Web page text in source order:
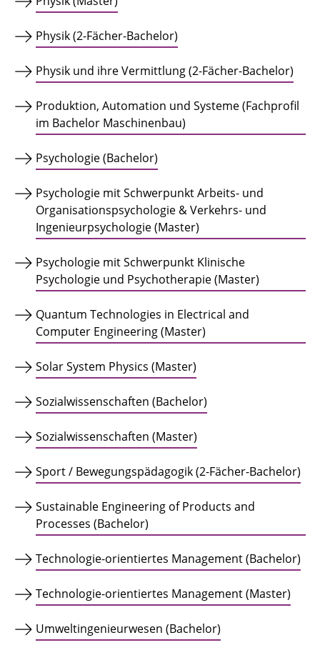
Physik (2-Fächer-Bachelor)
Physik und ihre Vermittlung (2-Fächer-Bachelor)
Produktion, Automation und Systeme (Fachprofil
im Bachelor Maschinenbau)
Psychologie (Bachelor)
Psychologie mit Schwerpunkt Arbeits- und
Organisationspsychologie & Verkehrs- und
Ingenieurpsychologie (Master)
Psychologie mit Schwerpunkt Klinische
Psychologie und Psychotherapie (Master)
Quantum Technologies in Electrical and
Computer Engineering (Master)
Solar System Physics (Master)
Sozialwissenschaften (Bachelor)
Sozialwissenschaften (Master)
Sport / Bewegungspädagogik (2-Fächer-Bachelor)
Sustainable Engineering of Products and
Processes (Bachelor)
Technologie-orientiertes Management (Bachelor)
Technologie-orientiertes Management (Master)
Umweltingenieurwesen (Bachelor)